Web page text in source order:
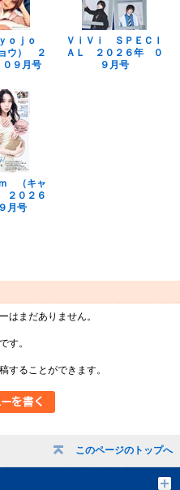
このページのトップへ
ｏｊｏ
ョウ） ２
９月号
ＶｉＶｉ ＳＰＥＣＩ
ＡＬ ２０２６年 ０
９月号
（キャ
２０２６
月号
はまだありません。
す。
することができます。